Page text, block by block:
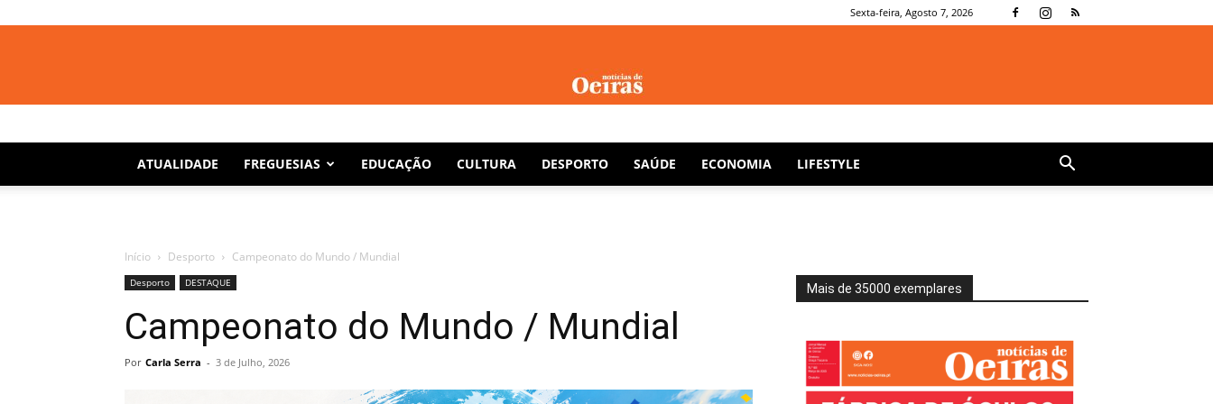
Sexta-feira, Agosto 7, 2026
Notícias
Oeiras
ATUALIDADE FREGUESIAS EDUCAÇÃO CULTURA DESPORTO SAÚDE ECONOMIA LIFESTYLE
Início Desporto Campeonato do Mundo / Mundial
Desporto DESTAQUE
Campeonato do Mundo / Mundial
Por Carla Serra - 3 de Julho, 2026
Mais de 35000 exemplares